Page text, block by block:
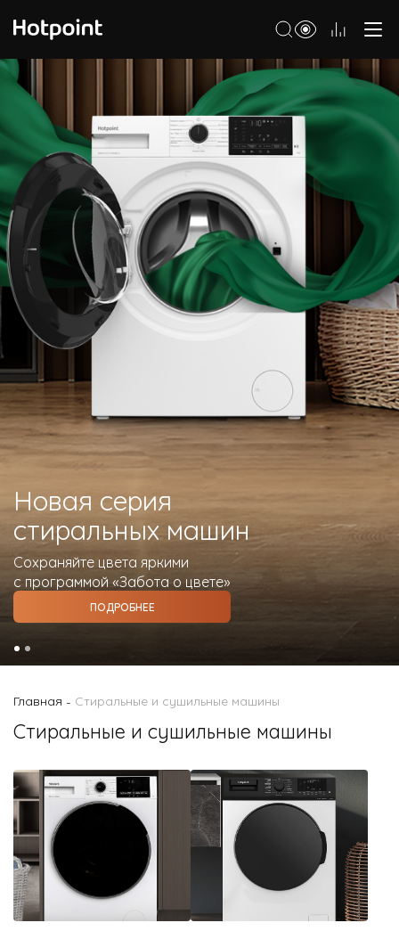
Холодильники
Морозильные камеры
Стиральные и сушильные машины
Посудомоечные машины
Варочные панели
Духовые шкафы
Кухонные плиты
Вытяжки
Малая бытовая техника
О Hotpoint
Технологии
Где купить
Журнал
Сервис
8 800 3333 887
Новая серия
стиральных машин
Сохраняйте цвета яркими
с программой «Забота о цвете»
ПОДРОБНЕЕ
Главная - Стиральные и сушильные машины
Стиральные и сушильные машины